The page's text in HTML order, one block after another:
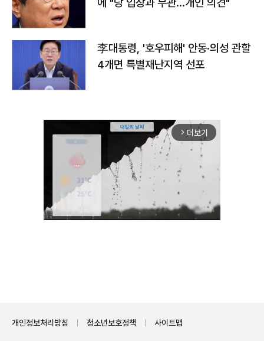
李대통령, '호우피해' 안동·의성 관할
4개면 특별재난지역 선포
arrow_forward_ios 더보기
개인정보처리방침 청소년보호정책 사이트맵